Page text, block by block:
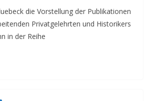
die Vorstellung der Publikationen
Privatgelehrten und Historikers
in der Reihe